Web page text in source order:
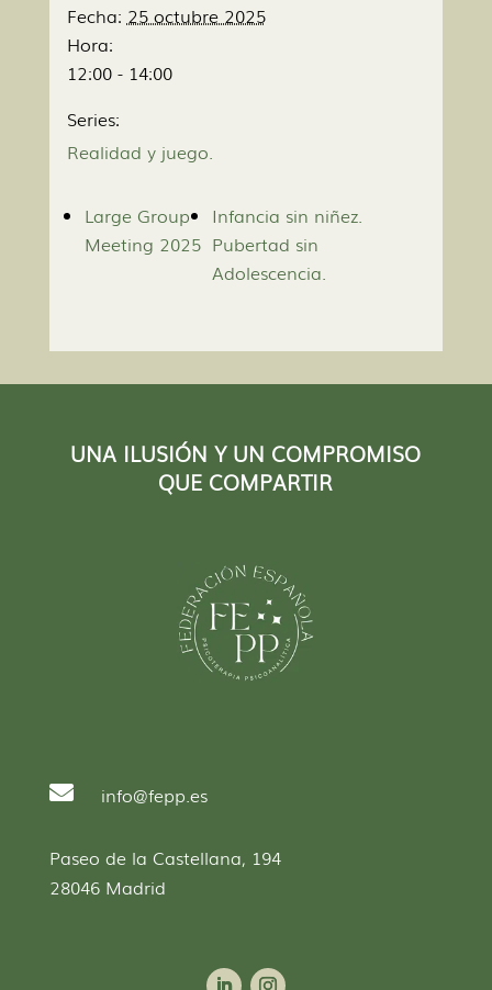
Fecha: 25 octubre 2025
Hora:
12:00 - 14:00
Series:
Realidad y juego.
Large Group
Meeting 2025
Infancia sin niñez.
Pubertad sin
Adolescencia.
UNA ILUSIÓN Y UN COMPROMISO
QUE COMPARTIR
 info@fepp.es
Paseo de la Castellana, 194
28046 Madrid